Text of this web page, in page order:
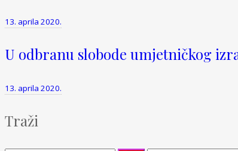
13. aprila 2020.
U odbranu slobode umjetničkog
13. aprila 2020.
Traži